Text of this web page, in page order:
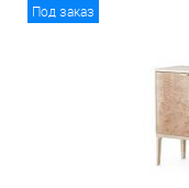
Под заказ